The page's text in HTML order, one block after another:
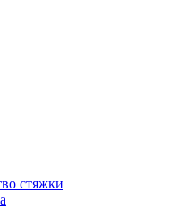
стяжки